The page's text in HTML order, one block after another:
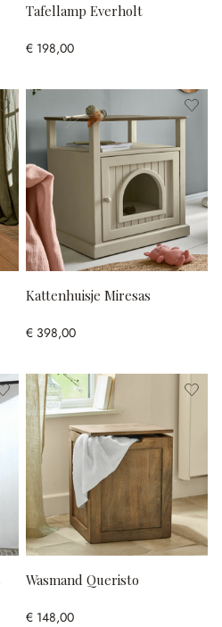
Tafellamp Everholt
€ 198,00
Kattenhuisje Miresas
€ 398,00
Wasmand Queristo
€ 148,00